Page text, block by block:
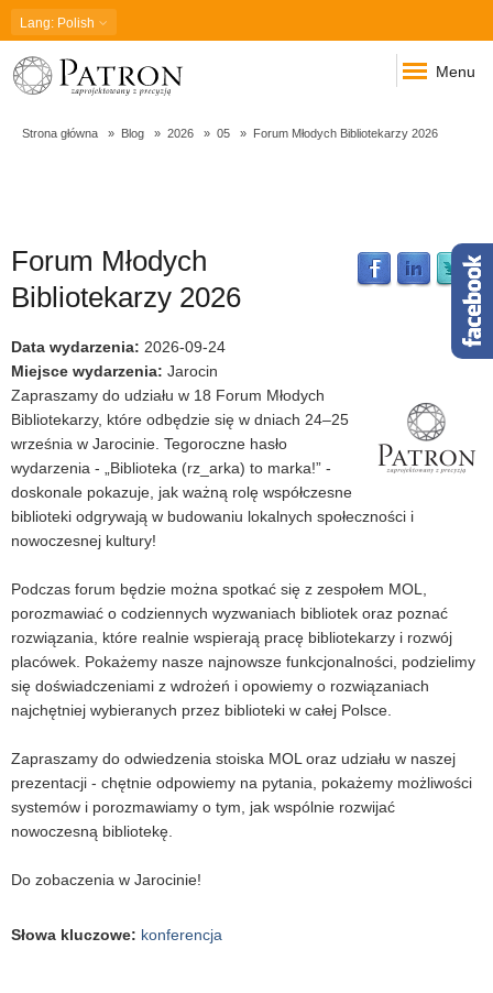
Lang: Polish
Menu
Strona główna Blog 2026 05 Forum Młodych Bibliotekarzy 2026
Forum
Młodych
Bibliotekarzy
2026
Forum Młodych
Bibliotekarzy 2026
Data wydarzenia: 2026-09-24
Miejsce wydarzenia: Jarocin
Zapraszamy do udziału w 18 Forum Młodych
Bibliotekarzy, które odbędzie się w dniach 24–25
września w Jarocinie. Tegoroczne hasło
wydarzenia - „Biblioteka (rz_arka) to marka!” -
doskonale pokazuje, jak ważną rolę współczesne
biblioteki odgrywają w budowaniu lokalnych społeczności i
nowoczesnej kultury!
Podczas forum będzie można spotkać się z zespołem MOL,
porozmawiać o codziennych wyzwaniach bibliotek oraz poznać
rozwiązania, które realnie wspierają pracę bibliotekarzy i rozwój
placówek. Pokażemy nasze najnowsze funkcjonalności, podzielimy
się doświadczeniami z wdrożeń i opowiemy o rozwiązaniach
najchętniej wybieranych przez biblioteki w całej Polsce.
Zapraszamy do odwiedzenia stoiska MOL oraz udziału w naszej
prezentacji - chętnie odpowiemy na pytania, pokażemy możliwości
systemów i porozmawiamy o tym, jak wspólnie rozwijać
nowoczesną bibliotekę.
Do zobaczenia w Jarocinie!
Słowa kluczowe: konferencja